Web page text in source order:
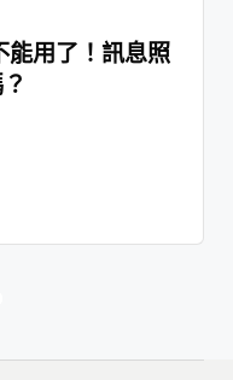
能用了！訊息照